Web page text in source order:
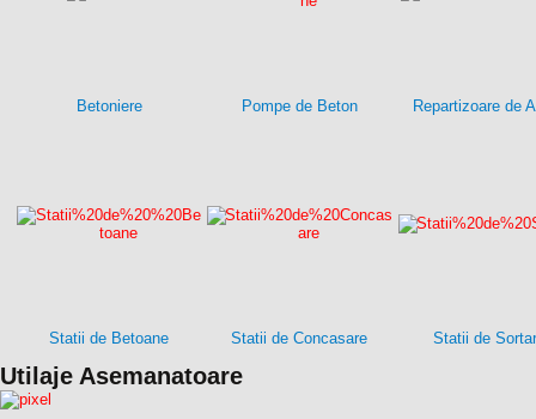
Betoniere Pompe de Beton Repartizoare de
Statii de Betoane Statii de Concasare Statii de
Utilaje Asemanatoare